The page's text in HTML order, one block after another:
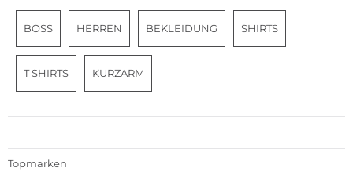
BOSS HERREN BEKLEIDUNG SHIRTS
T SHIRTS KURZARM
Topmarken